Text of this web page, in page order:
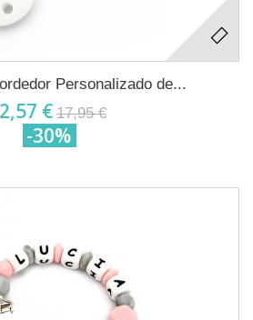
Personalizado de...
€ 17,95 €
-30%